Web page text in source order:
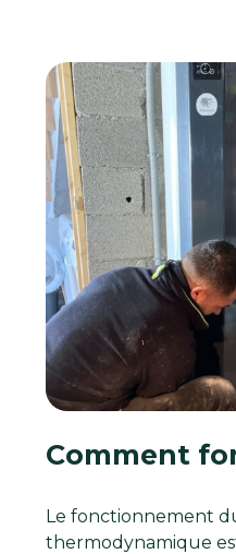
Comment
Le fonctionnement
thermodynamique